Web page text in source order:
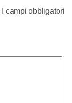
I campi obbligatori